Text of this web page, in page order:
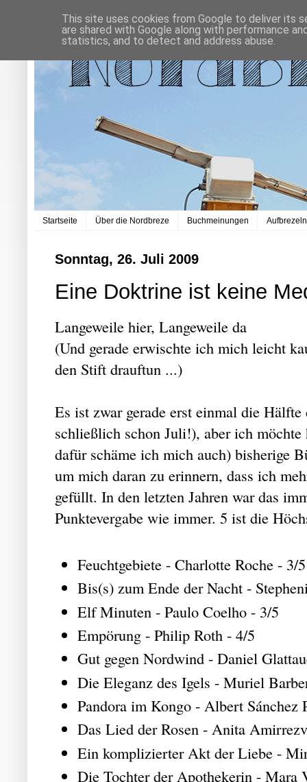
Startseite Über die Nordbreze Buchmeinungen
Sonntag, 26. Juli 2009
Eine Doktrine ist keine
Langeweile hier, Langeweile da
(Und gerade erwischte ich mich leicht
den Stift drauftun ...)
Es ist zwar gerade erst einmal die
schließlich schon Juli!), aber ich
dafür schäme ich mich auch) bisherige
um mich daran zu erinnern, dass ich
gefüllt. In den letzten Jahren war das
Punktevergabe wie immer. 5 ist die
Feuchtgebiete - Charlotte Roche - 3/5
Bis(s) zum Ende der Nacht -
Elf Minuten - Paulo Coelho - 3/5
Empörung - Philip Roth - 4/5
Gut gegen Nordwind - Daniel
Die Eleganz des Igels - Muriel
Pandora im Kongo - Albert Sánchez
Das Lied der Rosen - Anita
Ein komplizierter Akt der Liebe -
Die Tochter der Apothekerin - Mara
This site uses cookies from Google to deliver its
are shared with Google along with performance
statistics, and to detect and address abuse.